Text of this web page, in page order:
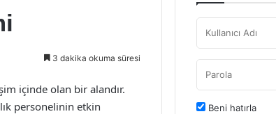
3 dakika okuma süresi
içinde olan bir alandır.
personelinin etkin
Beni hatırla